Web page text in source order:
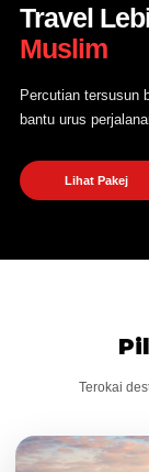
Travel
Muslim
Percutian tersusun
bantu urus
Lihat Pakej
Terokai